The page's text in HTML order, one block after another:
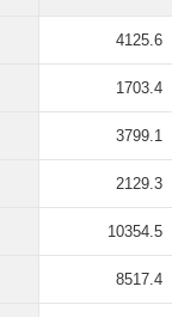
4125.6
1703.4
3799.1
2129.3
10354.5
8517.4